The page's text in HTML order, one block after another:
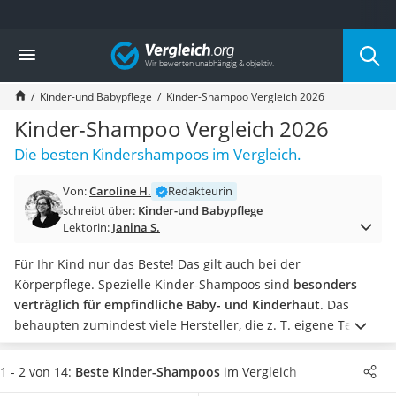
Die beliebtesten Vergleiche nach Kategorie
Kind & Baby
Babyphone mit 2 Kameras
Walkie-Talkie Kinder
Kindermatratzen
Babywippe
Rollschuhe für Kinder
Laufrad
Kinderschubkarre
Kinderuhr
Babyphone
Treppenschutzgitter
Kindersitz ab 4 Jahren
Kinderroller 3 Räder
Ferngesteuertes Auto
Vergleich
Kinder-und Babypflege Kinder-Shampoo Vergleich 2026
Kinder-Shampoo Vergleich 2026
Die besten Kindershampoos im Vergleich.
Von:Caroline H.
Redakteurin
schreibt über: Kinder-und Babypflege
Lektorin: Janina S.
Für Ihr Kind nur das Beste! Das gilt auch bei der
Körperpflege. Spezielle Kinder-Shampoos sind besonders
verträglich für empfindliche Baby- und Kinderhaut. Das
behaupten zumindest viele Hersteller, die z. T. eigene Tests
durchführen. Mithilfe unseres Vergleichs finden Sie mühelos
ein hochwertiges Shampoo für Ihr Kind. Qualitative
1 - 2 von 14: Beste Kinder-Shampoos im Vergleich